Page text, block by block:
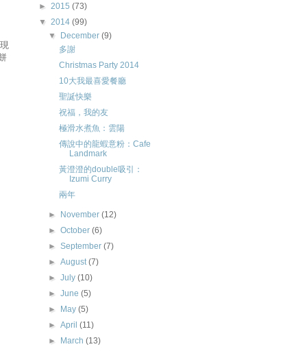
► 2015 (73)
▼ 2014 (99)
▼
December(9)
多謝
Christmas Party 2014
10大我最喜愛餐廳
聖誕快樂
祝福，我的友
極滑水煮魚：雲陽
傳說中的龍蝦意粉：Cafe
Landmark
黃澄澄的double吸引：
Izumi Curry
兩年
► November(12)
►October(6)
►September(7)
►August(7)
►July(10)
►June(5)
►
May(5)
►April(11)
►
March(13)